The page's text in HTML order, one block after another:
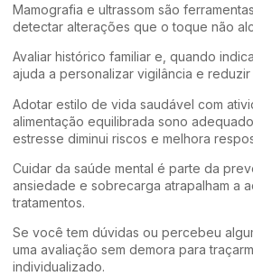
Mamografia e ultrassom são
detectar alterações que o toque não
Avaliar histórico familiar e, quando
ajuda a personalizar vigilância e reduzir
Adotar estilo de vida saudável com
alimentação equilibrada sono
estresse diminui riscos e melhora
Cuidar da saúde mental é parte da
ansiedade e sobrecarga atrapalham a
tratamentos.
Se você tem dúvidas ou percebeu
uma avaliação sem demora para
individualizado.